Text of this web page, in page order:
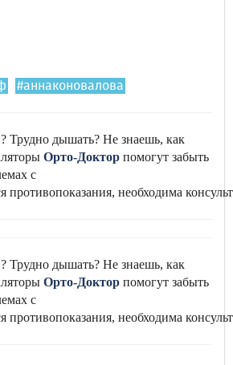
#аннаконовалова
Трудно дышать? Не знаешь, как
Орто-Доктор помогут забыть
с
необходима
Трудно дышать? Не знаешь, как
Орто-Доктор помогут забыть
с
необходима